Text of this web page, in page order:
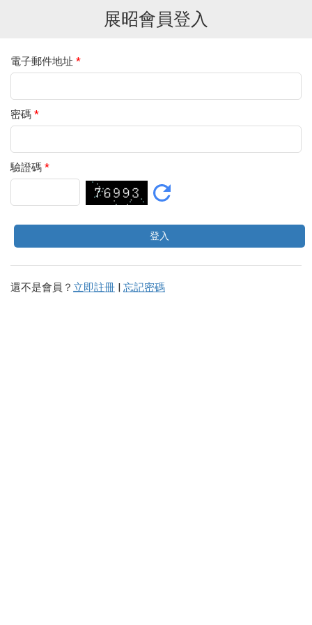
展昭會員登入
電子郵件地址 *
密碼 *
驗證碼 *
還不是會員？ 立即註冊 | 忘記密碼